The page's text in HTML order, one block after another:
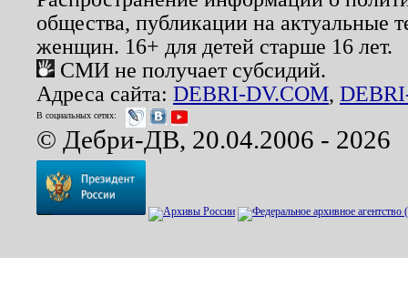
общества, публикации на актуальные
женщин. 16+ для детей старше 16 лет.
СМИ не получает субсидий.
Адреса сайта: DEBRI-DV.COM,
В социальных сетях:
© Дебри-ДВ, 20.04.2006 - 2026